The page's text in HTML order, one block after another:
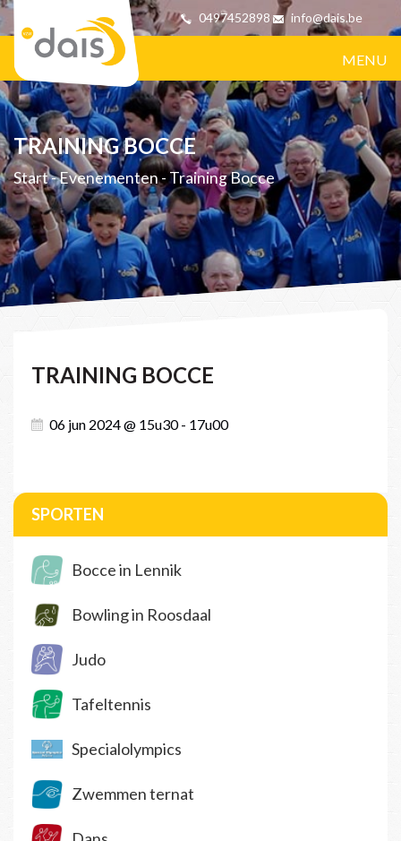
0497452898 info@dais.be
MENU
TRAINING BOCCE
Start-Evenementen-Training Bocce
TRAINING BOCCE
06 jun 2024 @ 15u30 - 17u00
SPORTEN
Bocce in Lennik
Bowling in Roosdaal
Judo
Tafeltennis
Specialolympics
Zwemmen ternat